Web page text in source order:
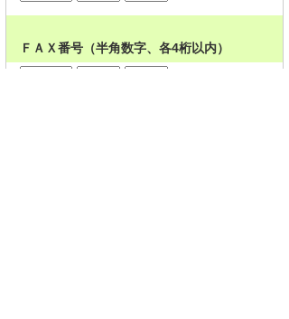
ＦＡＸ番号（半角数字、各4桁以内）